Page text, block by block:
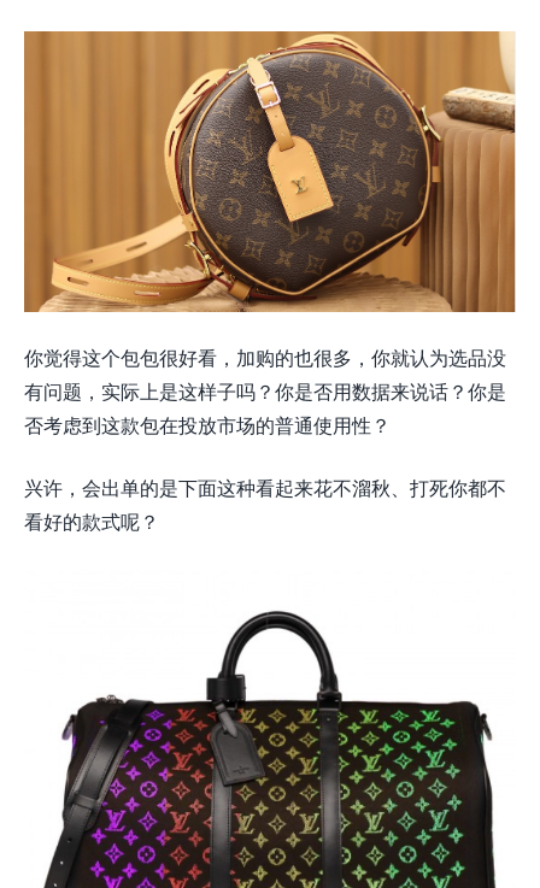
你觉得这个包包很好看，加购的也很多，你就认为选品没
有问题，实际上是这样子吗？你是否用数据来说话？你是
否考虑到这款包在投放市场的普通使用性？
兴许，会出单的是下面这种看起来花不溜秋、打死你都不
看好的款式呢？